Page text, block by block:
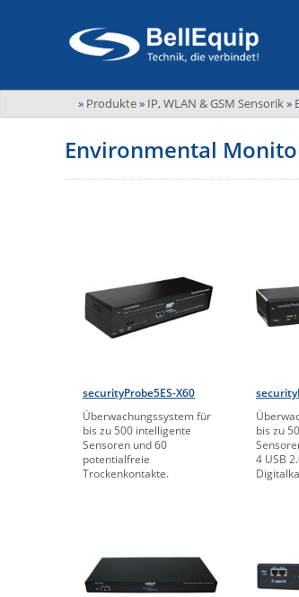
» Produkte» IP, WLAN & GSM Sensorik»
Environmental
securityProbe5ES-X60
Überwachungssystem für
bis zu 500 intelligente
Sensoren und 60
potentialfreie
Trockenkontakte.
bis zu
4 USB